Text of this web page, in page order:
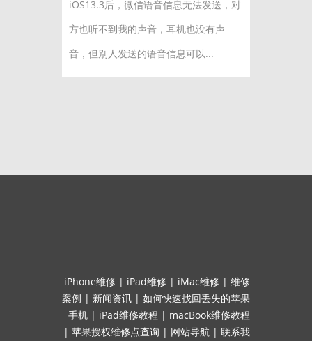
iOS13.3后，微信语音信息无法发送，对
方也听不到我的声音，耳机也没有声
音，但别人发送的语音信息可以...
iPhone维修 | iPad维修 | iMac维修 | 维修
案例 | 新闻资讯 | 如何快速找回丢失的苹果
手机 | iPad维修教程 | macBook维修教程
| 苹果授权维修点查询 | 网站导航 | 联系我